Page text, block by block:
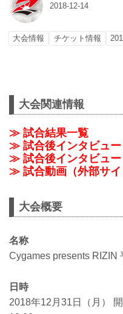
2018-12-14
大会情報 チケット情報
大会関連情報
≫ 試合結果一覧
≫ 試合後インタビュ
≫ 試合後インタビュ
≫ 試合動画（外部サイ
大会概要
名称
Cygames presents RIZIN
日時
2018年12月31日（月）